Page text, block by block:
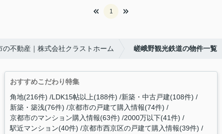
1
の不動産｜株式会社クラストホーム 嵯峨野観光鉄道の物件一覧
おすすめこだわり特集
角地(216件) LDK15帖以上(188件) 新築・中古戸建(108件)
新築・築浅(76件) 京都市の戸建て購入情報(74件)
京都市のマンション購入情報(63件) 2000万以下(41件)
駅近マンション(40件) 京都市西京区の戸建て購入情報(39件)